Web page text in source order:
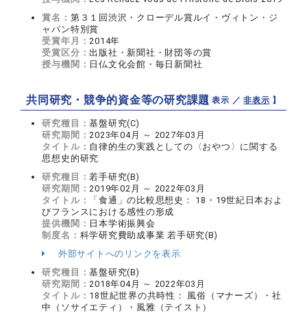
賞名： 第３１回渋沢・クローデル賞ルイ・ヴィトン・ジ
ャパン特別賞
受賞年月：2014年
受賞区分：出版社・新聞社・財団等の賞
授与機関： 日仏文化会館・毎日新聞社
共同研究・競争的資金等の研究課題【 表示 ／非表示 】
研究種目：基盤研究(C)
研究期間：2023年04月 ～ 2027年03月
タイトル： 自律的生の実践としての〈おやつ〉に関する
思想史的研究
研究種目：若手研究(B)
研究期間：2019年02月 ～ 2022年03月
タイトル：
「食通」の比較思想史： 18・19世紀日本およ
びフランスにおける感性の形成
提供機関： 日本学術振興会
制度名： 科学研究費助成事業 若手研究(B)
外部サイトへのリンクを表示
研究種目：基盤研究(B)
研究期間：2018年04月 ～ 2022年03月
タイトル： 18世紀世界の共時性： 風俗（マナーズ）・社
中（ソサイエティ）・風雅（テイスト）